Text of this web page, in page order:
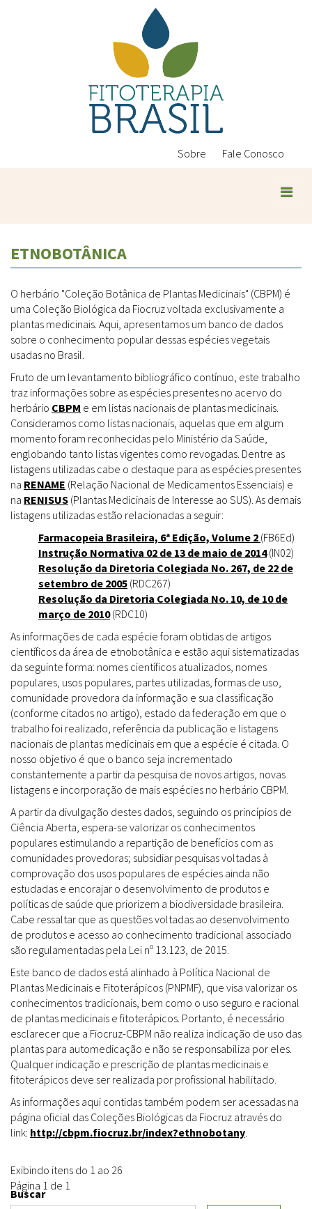
Sobre Fale Conosco
ETNOBOTÂNICA
O herbário "Coleção Botânica de Plantas Medicinais" (CBPM) é
uma Coleção Biológica da Fiocruz voltada exclusivamente a
plantas medicinais. Aqui, apresentamos um banco de dados
sobre o conhecimento popular dessas espécies vegetais
usadas no Brasil.
Fruto de um levantamento bibliográfico contínuo, este trabalho
traz informações sobre as espécies presentes no acervo do
herbário CBPM e em listas nacionais de plantas medicinais.
Consideramos como listas nacionais, aquelas que em algum
momento foram reconhecidas pelo Ministério da Saúde,
englobando tanto listas vigentes como revogadas. Dentre as
listagens utilizadas cabe o destaque para as espécies presentes
na RENAME (Relação Nacional de Medicamentos Essenciais) e
na RENISUS (Plantas Medicinais de Interesse ao SUS). As demais
listagens utilizadas estão relacionadas a seguir:
Farmacopeia Brasileira, 6ª Edição, Volume 2 (FB6Ed)
Instrução Normativa 02 de 13 de maio de 2014(IN02)
Resolução da Diretoria Colegiada No. 267, de 22 de
setembro de 2005 (RDC267)
Resolução da Diretoria Colegiada No. 10, de 10 de
março de 2010(RDC10)
As informações de cada espécie foram obtidas de artigos
científicos da área de etnobotânica e estão aqui sistematizadas
da seguinte forma: nomes científicos atualizados, nomes
populares, usos populares, partes utilizadas, formas de uso,
comunidade provedora da informação e sua classificação
(conforme citados no artigo), estado da federação em que o
trabalho foi realizado, referência da publicação e listagens
nacionais de plantas medicinais em que a espécie é citada. O
nosso objetivo é que o banco seja incrementado
constantemente a partir da pesquisa de novos artigos, novas
listagens e incorporação de mais espécies no herbário CBPM.
A partir da divulgação destes dados, seguindo os princípios de
Ciência Aberta, espera-se valorizar os conhecimentos
populares estimulando a repartição de benefícios com as
comunidades provedoras; subsidiar pesquisas voltadas à
comprovação dos usos populares de espécies ainda não
estudadas e encorajar o desenvolvimento de produtos e
políticas de saúde que priorizem a biodiversidade brasileira.
Cabe ressaltar que as questões voltadas ao desenvolvimento
de produtos e acesso ao conhecimento tradicional associado
são regulamentadas pela Lei nº 13.123, de 2015.
Este banco de dados está alinhado à Política Nacional de
Plantas Medicinais e Fitoterápicos (PNPMF), que visa valorizar os
conhecimentos tradicionais, bem como o uso seguro e racional
de plantas medicinais e fitoterápicos. Portanto, é necessário
esclarecer que a Fiocruz-CBPM não realiza indicação de uso das
plantas para automedicação e não se responsabiliza por eles.
Qualquer indicação e prescrição de plantas medicinais e
fitoterápicos deve ser realizada por profissional habilitado.
As informações aqui contidas também podem ser acessadas na
página oficial das Coleções Biológicas da Fiocruz através do
link: http://cbpm.fiocruz.br/index?ethnobotany.
Exibindo itens do 1 ao 26
Página 1 de 1
Buscar